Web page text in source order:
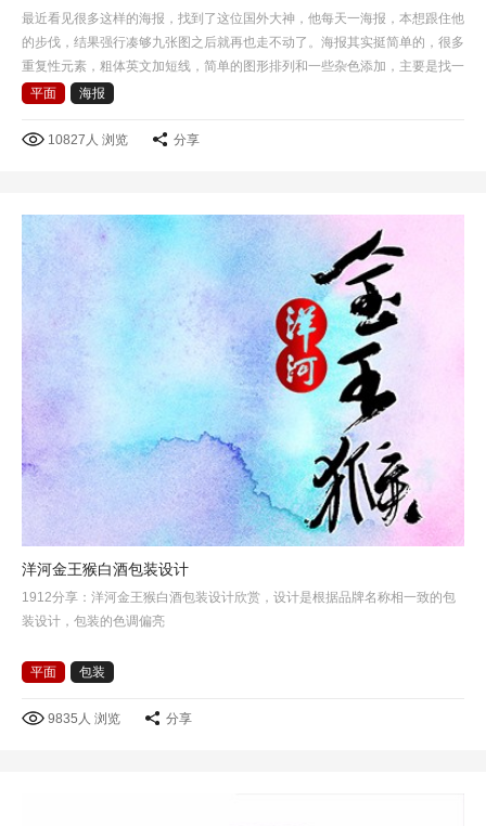
最近看见很多这样的海报，找到了这位国外大神，他每天一海报，本想跟住他
的步伐，结果强行凑够九张图之后就再也走不动了。海报其实挺简单的，很多
重复性元素，粗体英文加短线，简单的图形排列和一些杂色添加，主要是找一
些好的色彩感觉吧!
平面 海报
10827人 浏览 分享
洋河金王猴白酒包装设计
1912分享：洋河金王猴白酒包装设计欣赏，设计是根据品牌名称相一致的包
装设计，包装的色调偏亮
平面 包装
9835人 浏览 分享